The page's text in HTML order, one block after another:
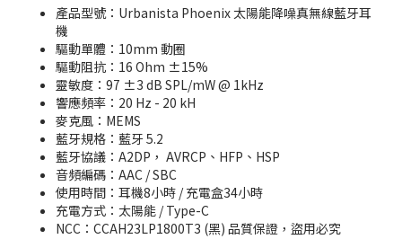
產品型號：Urbanista Phoenix 太陽能降噪真無線藍牙耳
機
驅動單體：10mm 動圈
驅動阻抗：16 Ohm ±15%
靈敏度：97 ±3 dB SPL/mW @ 1kHz
響應頻率：20 Hz - 20 kH
麥克風：MEMS
藍牙規格：藍牙 5.2
藍牙協議：A2DP， AVRCP、HFP、HSP
音頻編碼：AAC / SBC
使用時間：耳機8小時 / 充電盒34小時
充電方式：太陽能 / Type-C
NCC：CCAH23LP1800T3 (黑) 品質保證，盜用必究